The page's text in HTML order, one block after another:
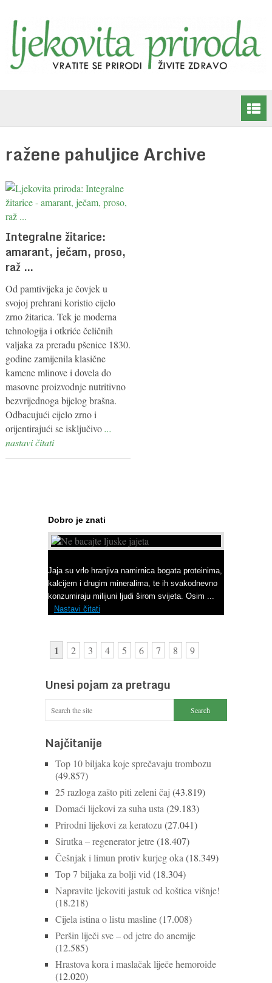
ražene pahuljice Archive
Integralne žitarice:
amarant, ječam, proso,
raž …
Od pamtivijeka je čovjek u
svojoj prehrani koristio cijelo
zrno žitarica. Tek je moderna
tehnologija i otkriće čeličnih
valjaka za preradu pšenice 1830.
godine zamijenila klasične
kamene mlinove i dovela do
masovne proizvodnje nutritivno
bezvrijednoga bijelog brašna.
Odbacujući cijelo zrno i
orijentirajući se isključivo...
nastavi čitati
Dobro je znati
Jaja su vrlo hranjiva namirnica bogata proteinima,
kalcijem i drugim mineralima, te ih svakodnevno
konzumiraju milijuni ljudi širom svijeta. Osim ...
Nastavi čitati
1 2 3 4 5 6 7 8 9
Unesi pojam za pretragu
Najčitanije
Top 10 biljaka koje sprečavaju trombozu
(49.857)
25 razloga zašto piti zeleni čaj (43.819)
Domaći lijekovi za suha usta (29.183)
Prirodni lijekovi za keratozu (27.041)
Sirutka – regenerator jetre(18.407)
Češnjak i limun protiv kurjeg oka (18.349)
Top 7 biljaka za bolji vid (18.304)
Napravite ljekoviti jastuk od koštica višnje!
(18.218)
Cijela istina o listu masline(17.008)
Peršin liječi sve – od jetre do anemije
(12.585)
Hrastova kora i maslačak liječe hemoroide
(12.020)